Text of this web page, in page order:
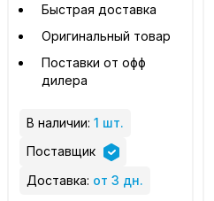
Быстрая доставка
Оригинальный товар
Поставки от офф
дилера
В наличии: 1 шт.
Поставщик
Доставка: от 3 дн.